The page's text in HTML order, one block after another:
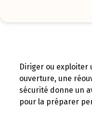
Diriger ou exploiter
ouverture, une
sécurité donne un
pour la préparer